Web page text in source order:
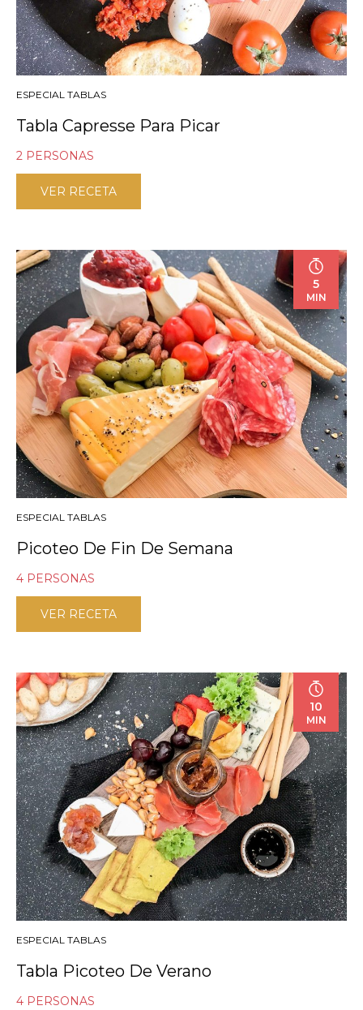
ESPECIAL TABLAS
Tabla Capresse Para Picar
2 PERSONAS
VER RECETA
5
MIN
ESPECIAL TABLAS
Picoteo De Fin De Semana
4 PERSONAS
VER RECETA
10
MIN
ESPECIAL TABLAS
Tabla Picoteo De Verano
4 PERSONAS